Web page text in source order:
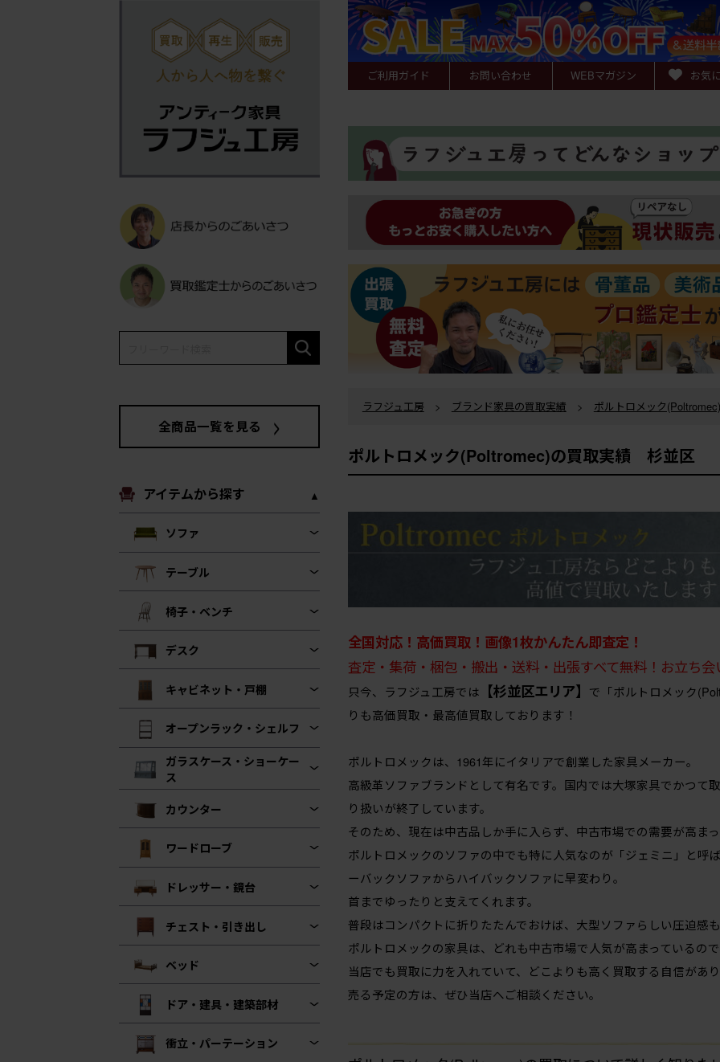
全商品一覧を見る
アイテムから探す
ソファ
テーブル
椅子・ベンチ
デスク
キャビネット・戸棚
オープンラック・シェルフ
ガラスケース・ショーケー
ス
カウンター
ワードローブ
ドレッサー・鏡台
チェスト・引き出し
ベッド
ドア・建具・建築部材
衝立・パーテーション
ご利用ガイド お問い合わせ WEBマガジン お気
ラフジュ工房 > ブランド家具の買取実績 > ポルトロメック
ポルトロメック(Poltromec)の買取実績 杉並区
全国対応！高価買取！画像1枚かんたん即査定！
査定・集荷・梱包・搬出・送料・出張すべて無料！お立ち
只今、ラフジュ工房では 【杉並区エリア】 で「ポルトロメック
りも高価買取・最高値買取しております！
ポルトロメックは、1961年にイタリアで創業した家具メーカー。
高級革ソファブランドとして有名です。国内では大塚家具でかつて
り扱いが終了しています。
そのため、現在は中古品しか手に入らず、中古市場での需要が高まっ
ポルトロメックのソファの中でも特に人気なのが「ジェミニ」と呼
ーバックソファからハイバックソファに早変わり。
首までゆったりと支えてくれます。
普段はコンパクトに折りたたんでおけば、大型ソファらしい圧迫感
ポルトロメックの家具は、どれも中古市場で人気が高まっているの
当店でも買取に力を入れていて、どこよりも高く買取する自信があり
売る予定の方は、ぜひ当店へご相談ください。